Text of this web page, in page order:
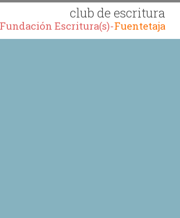
club de escritura
Fundación Escritura(s)-Fuentetaja